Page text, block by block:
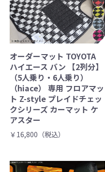
オーダーマット TOYOTA
ハイエース バン 【2列分】
（5人乗り・6人乗り）
（hiace） 専用 フロアマッ
ト Z-style プレイドチェッ
クシリーズ カーマット ケ
アスター
￥16,800（税込）